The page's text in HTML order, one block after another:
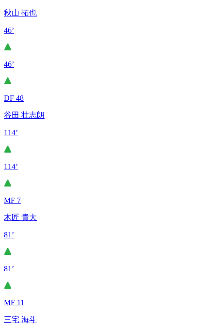
秋山 拓也
46’
46’
DF 48
谷田 壮志朗
114’
114’
MF 7
木匠 貴大
81’
81’
MF 11
三宅 海斗